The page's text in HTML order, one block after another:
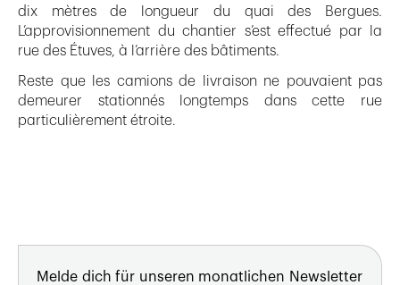
dix mètres de longueur du quai des Bergues.
L’approvisionnement du chantier s’est effectué par la
rue des Étuves, à l’arrière des bâtiments.
Reste que les camions de livraison ne pouvaient pas
demeurer stationnés longtemps dans cette rue
particulièrement étroite.
Melde dich für unseren monatlichen Newsletter